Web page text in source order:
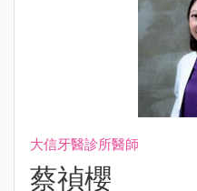
大信牙醫診所醫師
蔡禎櫻